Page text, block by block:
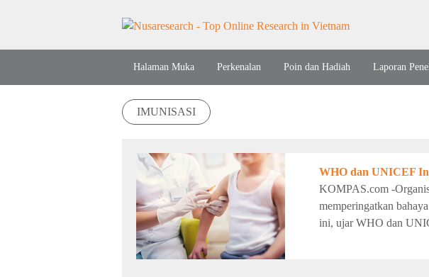
Halaman Muka Perkenalan Poin dan Hadiah Laporan
IMUNISASI
WHO dan UNICEF
KOMPAS.com -
memperingatkan
ini, ujar WHO dan